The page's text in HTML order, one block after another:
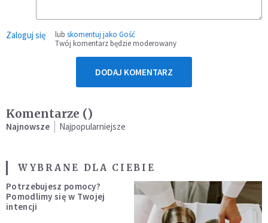
Zaloguj się lub skomentuj jako Gość
Twój komentarz będzie moderowany
DODAJ KOMENTARZ
Komentarze ()
Najnowsze Najpopularniejsze
WYBRANE DLA CIEBIE
Potrzebujesz pomocy?
Pomodlimy się w Twojej
intencji